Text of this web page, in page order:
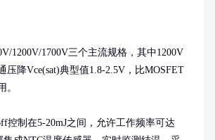
1200V/1700V三个主流规格，其中1200V
压降Vce(sat)典型值1.8-2.5V，比MOSFET
。
控制在5-20mJ之间，允许工作频率可达